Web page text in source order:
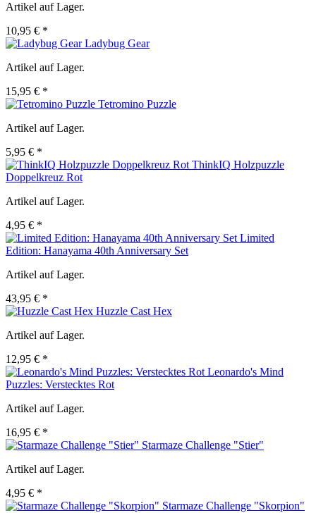
Artikel auf Lager.
10,95 € *
Ladybug Gear
Artikel auf Lager.
15,95 € *
Tetromino Puzzle
Artikel auf Lager.
5,95 € *
ThinkIQ Holzpuzzle
Doppelkreuz Rot
Artikel auf Lager.
4,95 € *
Limited
Edition: Hanayama 40th Anniversary Set
Artikel auf Lager.
43,95 € *
Huzzle Cast Hex
Artikel auf Lager.
12,95 € *
Leonardo's Mind
Puzzles: Verstecktes Rot
Artikel auf Lager.
16,95 € *
Starmaze Challenge "Stier"
Artikel auf Lager.
4,95 € *
Starmaze Challenge "Skorpion"